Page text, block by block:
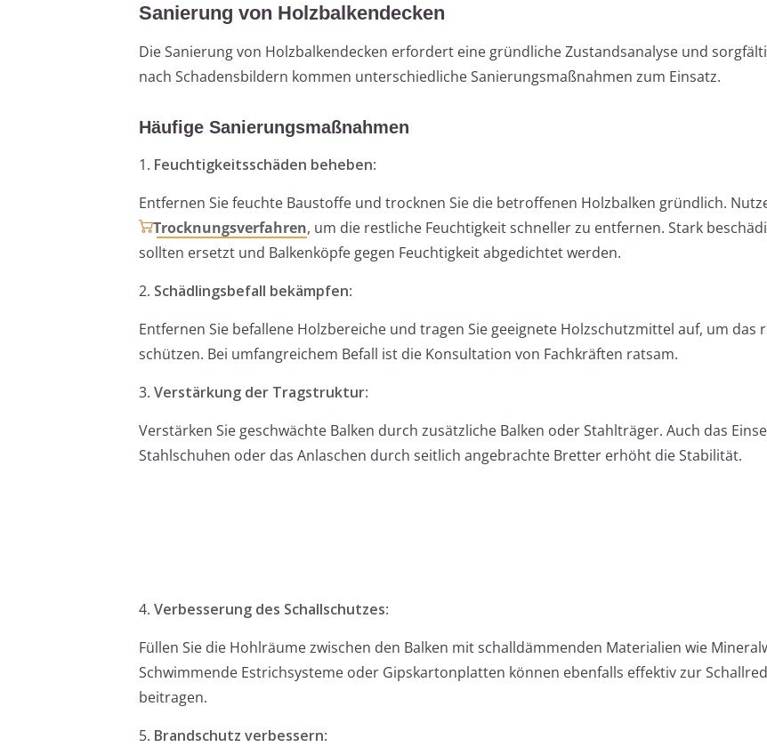
Sanierung von Holzbalkendecken
Die Sanierung von Holzbalkendecken erfordert eine gründliche Zustandsanalyse und
nach Schadensbildern kommen unterschiedliche Sanierungsmaßnahmen zum Einsatz.
Häufige Sanierungsmaßnahmen
1. Feuchtigkeitsschäden beheben:
Entfernen Sie feuchte Baustoffe und trocknen Sie die betroffenen Holzbalken gründlich.
Trocknungsverfahren, um die restliche Feuchtigkeit schneller zu entfernen. Stark
sollten ersetzt und Balkenköpfe gegen Feuchtigkeit abgedichtet werden.
2. Schädlingsbefall bekämpfen:
Entfernen Sie befallene Holzbereiche und tragen Sie geeignete Holzschutzmittel auf, um das
schützen. Bei umfangreichem Befall ist die Konsultation von Fachkräften ratsam.
3. Verstärkung der Tragstruktur:
Verstärken Sie geschwächte Balken durch zusätzliche Balken oder Stahlträger. Auch das
Stahlschuhen oder das Anlaschen durch seitlich angebrachte Bretter erhöht die Stabilität.
4. Verbesserung des Schallschutzes:
Füllen Sie die Hohlräume zwischen den Balken mit schalldämmenden Materialien wie
Schwimmende Estrichsysteme oder Gipskartonplatten können ebenfalls effektiv zur
beitragen.
5. Brandschutz verbessern: